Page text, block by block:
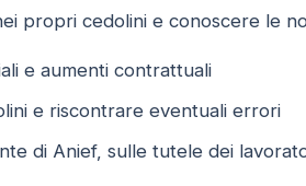
propri cedolini e conoscere le
e aumenti contrattuali
e riscontrare eventuali errori
di Anief, sulle tutele dei